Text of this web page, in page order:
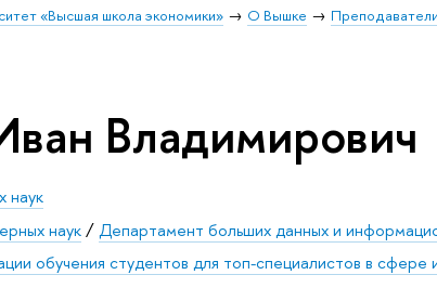
«Высшая школа экономики» О Вышке
Владимирович
наук
наук/Департамент больших данных и
обучения студентов для топ-специалистов в сфере